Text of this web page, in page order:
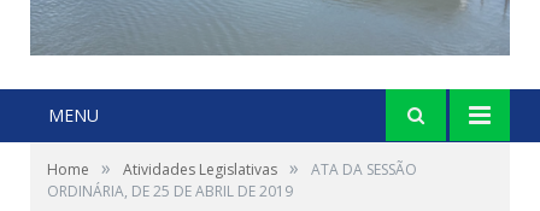
MENU
Home » Atividades Legislativas »
ATA DA SESSÃO
ORDINÁRIA, DE 25 DE ABRIL DE 2019